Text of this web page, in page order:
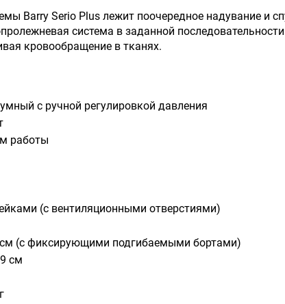
Barry Serio Plus лежит поочередное надувание и
система в заданной
кровообращение в тканях.
с ручной регулировкой давления
работы
(с вентиляционными отверстиями)
см (с фиксирующими подгибаемыми бортами)
см